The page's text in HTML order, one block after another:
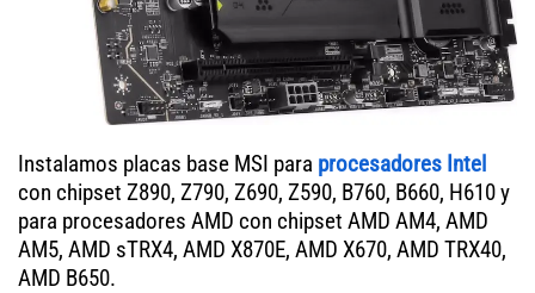
Instalamos placas base MSI para procesadores Intel
con chipset Z890, Z790, Z690, Z590, B760, B660, H610 y
para procesadores AMD con chipset AMD AM4, AMD
AM5, AMD sTRX4, AMD X870E, AMD X670, AMD TRX40,
AMD B650.